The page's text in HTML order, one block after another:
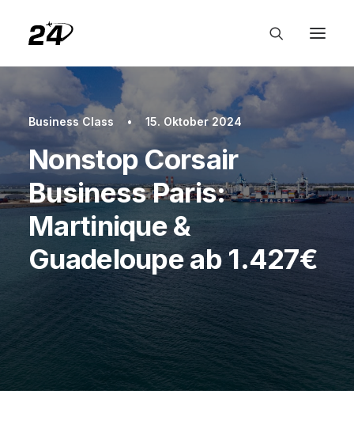
Business Class • 15. Oktober 2024
Nonstop Corsair
Business Paris:
Martinique &
Guadeloupe ab 1.427€